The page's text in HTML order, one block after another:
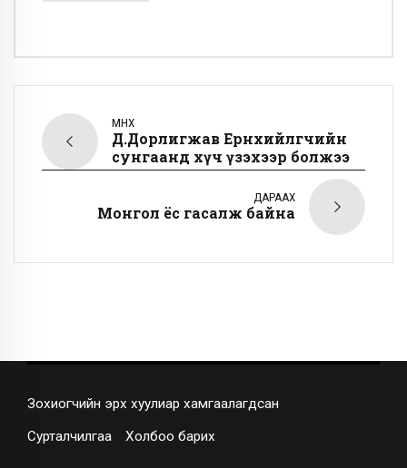
ӨМНӨХ
Д.Дорлигжав Ерөнхийлөгчийн
сунгаанд хүч үзэхээр болжээ
ДАРААХ
Mонгол ёс гасалж байна
Зохиогчийн эрх хуулиар хамгаалагдсан
Сурталчилгаа Холбоо барих